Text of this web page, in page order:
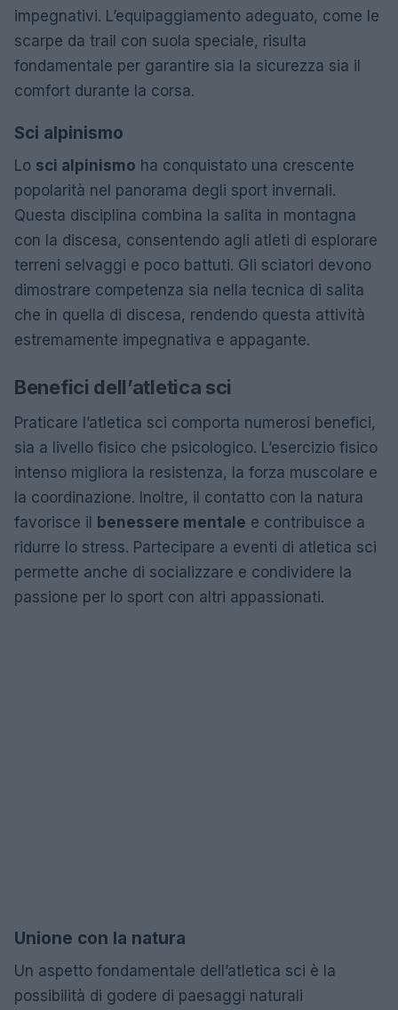
impegnativi. L’equipaggiamento adeguato, come le
scarpe da trail con suola speciale, risulta
fondamentale per garantire sia la sicurezza sia il
comfort durante la corsa.
Sci alpinismo
Lo sci alpinismo ha conquistato una crescente
popolarità nel panorama degli sport invernali.
Questa disciplina combina la salita in montagna
con la discesa, consentendo agli atleti di esplorare
terreni selvaggi e poco battuti. Gli sciatori devono
dimostrare competenza sia nella tecnica di salita
che in quella di discesa, rendendo questa attività
estremamente impegnativa e appagante.
Benefici dell’atletica sci
Praticare l’atletica sci comporta numerosi benefici,
sia a livello fisico che psicologico. L’esercizio fisico
intenso migliora la resistenza, la forza muscolare e
la coordinazione. Inoltre, il contatto con la natura
favorisce il benessere mentale e contribuisce a
ridurre lo stress. Partecipare a eventi di atletica sci
permette anche di socializzare e condividere la
passione per lo sport con altri appassionati.
Unione con la natura
Un aspetto fondamentale dell’atletica sci è la
possibilità di godere di paesaggi naturali